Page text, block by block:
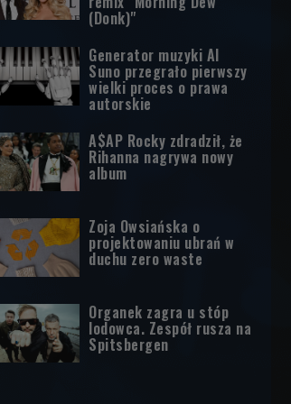
(Donk)"
Generator muzyki AI
Suno przegrało pierwszy
wielki proces o prawa
autorskie
A$AP Rocky zdradził, że
Rihanna nagrywa nowy
album
Zoja Owsiańska o
projektowaniu ubrań w
duchu zero waste
Organek zagra u stóp
lodowca. Zespół rusza na
Spitsbergen